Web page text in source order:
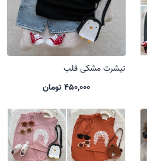
تیشرت مشکی قلب
450,000 تومان